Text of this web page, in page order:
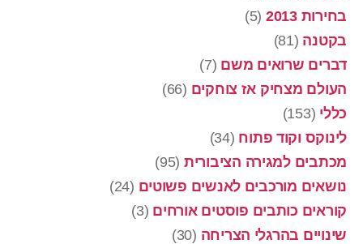
בחירות 2013
(5)
בקטנה (81)
דברים שרואים משם (7)
העולם מצחיק אז צוחקים (66)
כללי (153)
לינוקס וקוד פתוח (34)
מכתבים למגירה הציבורית (95)
נושאים מורכבים לאנשים פשוטים (24)
קוראים כותבים פוסטים אורחים (3)
שינויים בהרגלי הצריחה (30)